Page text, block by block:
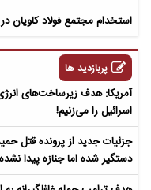
استخدام مجتمع فولاد کاویان در مرداد ۱۴۰۵؛ ثبت‌نام تا ۲۶
پربازدید ها
آمریکا: هدف زیرساخت‌های
اسرائیل را می‌زنیم!
جزئیات جدید از پرونده قتل
دستگیر شده اما جنازه پیدا